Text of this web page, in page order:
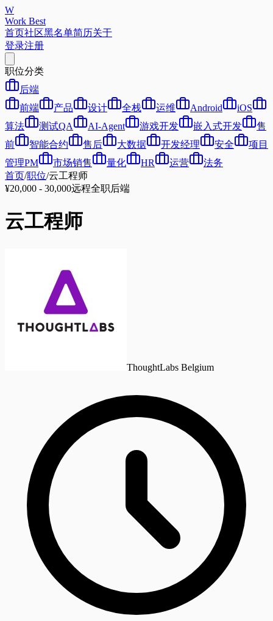
W
Work Best
首页社区黑名单简历关于
登录注册
职位分类
后端
前端
产品 设计 全栈 运维 Android
iOS
算法
测试QA AI-Agent 游戏开发 嵌入式开发
售
前
智能合约 售后 大数据 开发经理 安全
项目
管理PM
市场销售 量化 HR 运营
法务
首页/职位/云工程师
¥20,000 - 30,000远程全职后端
云工程师
ThoughtLabs Belgium